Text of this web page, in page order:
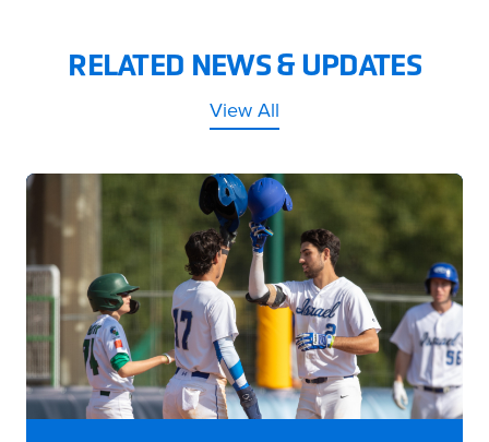
RELATED NEWS & UPDATES
View All